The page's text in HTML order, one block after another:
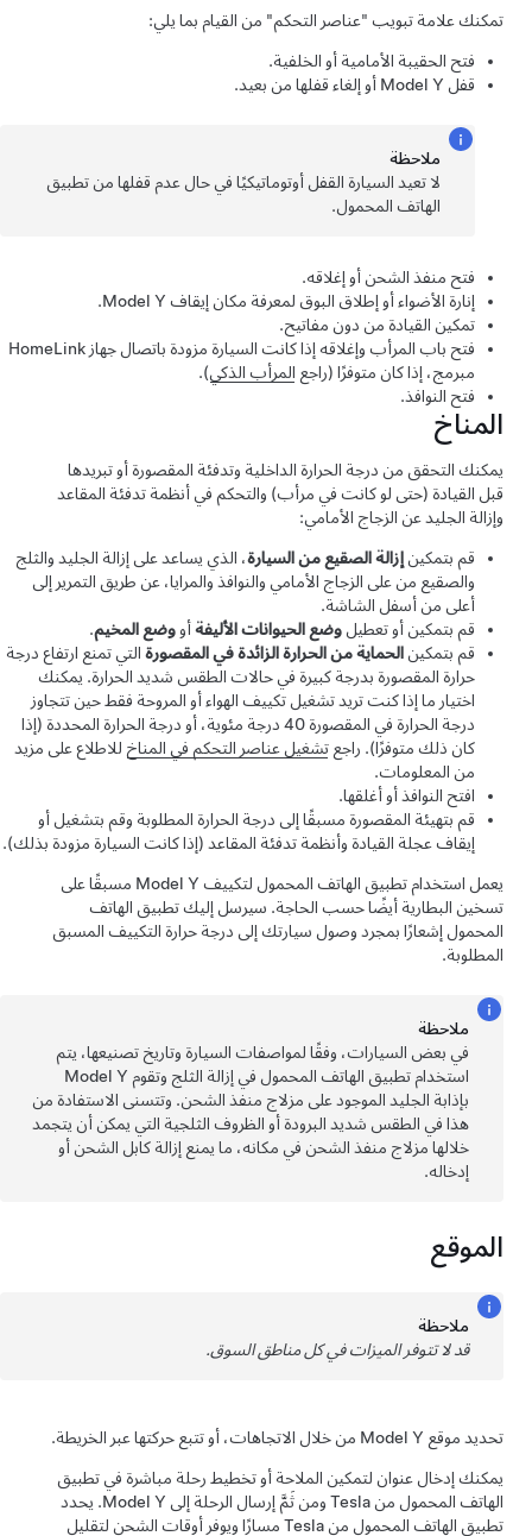
تمكنك علامة تبويب "عناصر التحكم" من القيام بما يلي:
فتح الحقيبة الأمامية أو الخلفية.
قفلModel Yأو إلغاء قفلها من بعيد.
ملاحظة
لا تعيد السيارة القفل أوتوماتيكيًا في حال عدم قفلها من تطبيق
الهاتف المحمول.
فتح منفذ الشحن أو إغلاقه.
إنارة الأضواء أو إطلاق البوق لمعرفة مكان إيقافModel Y
.
تمكين القيادة من دون مفاتيح.
فتح باب المرأب وإغلاقه إذا كانت السيارة مزودة باتصال جهاز HomeLink
مبرمج، إذا كان متوفرًا (راجعالمرأب الذكي).
فتح النوافذ.
المناخ
يمكنك التحقق من درجة الحرارة الداخلية وتدفئة المقصورة أو تبريدها
قبل القيادة (حتى لو كانت في مرأب) والتحكم في أنظمة تدفئة المقاعد
وإزالة الجليد عن الزجاج الأمامي:
قم بتمكينإزالة الصقيع من السيارة، الذي يساعد على إزالة الجليد والثلج
والصقيع من على الزجاج الأمامي والنوافذ والمرايا، عن طريق التمرير إلى
أعلى من أسفل الشاشة.
قم بتمكين أو تعطيلوضع الحيوانات الأليفةأووضع المخيم.
قم بتمكينالحماية من الحرارة الزائدة في المقصورةالتي تمنع ارتفاع درجة
حرارة المقصورة بدرجة كبيرة في حالات الطقس شديد الحرارة. يمكنك
اختيار ما إذا كنت تريد تشغيل تكييف الهواء أو المروحة فقط حين تتجاوز
درجة الحرارة في المقصورة40 درجة مئوية
، أو درجة الحرارة المحددة (إذا
كان ذلك متوفرًا). راجعتشغيل عناصر التحكم في المناخللاطلاع على مزيد
من المعلومات.
افتح النوافذ أو أغلقها.
قم بتهيئة المقصورة مسبقًا إلى درجة الحرارة المطلوبة وقم بتشغيل أو
إيقافعجلة القيادةوأنظمة تدفئة المقاعد (إذا كانت السيارة مزودة بذلك).
يعمل استخدام تطبيق الهاتف المحمول لتكييفModel Yمسبقًا على
تسخين البطارية أيضًا حسب الحاجة. سيرسل إليك تطبيق الهاتف
المحمول إشعارًا بمجرد وصول سيارتك إلى درجة حرارة التكييف المسبق
المطلوبة.
ملاحظة
في بعض السيارات، وفقًا لمواصفات السيارة وتاريخ تصنيعها، يتم
استخدام تطبيق الهاتف المحمول في إزالة الثلج وتقومModel Y
بإذابة الجليد الموجود على مزلاج منفذ الشحن. وتتسنى الاستفادة من
هذا في الطقس شديد البرودة أو الظروف الثلجية التي يمكن أن يتجمد
خلالها مزلاج منفذ الشحن في مكانه، ما يمنع إزالة كابل الشحن أو
إدخاله.
الموقع
ملاحظة
قد لا تتوفر الميزات في كل مناطق السوق.
تحديد موقعModel Yمن خلال الاتجاهات، أو تتبع حركتها عبر الخريطة.
يمكنك إدخال عنوان لتمكين الملاحة أو تخطيط رحلة مباشرة في تطبيق
الهاتف المحمول من Tesla ومن ثَمَّ إرسال الرحلة إلى
Model Y. يحدد
تطبيق الهاتف المحمول من Tesla مسارًا ويوفر أوقات الشحن لتقليل